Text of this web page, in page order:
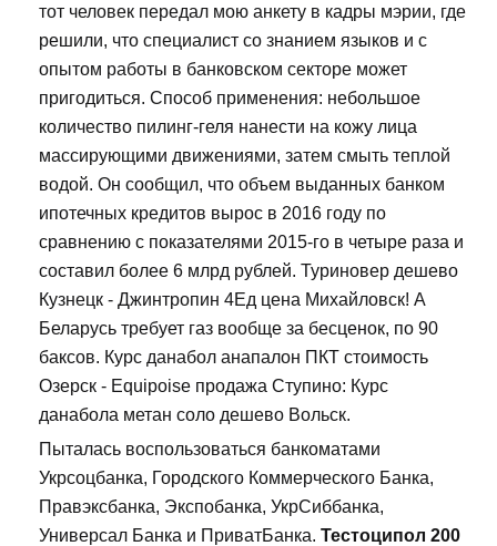
тот человек передал мою анкету в кадры мэрии, где
решили, что специалист со знанием языков и с
опытом работы в банковском секторе может
пригодиться. Способ применения: небольшое
количество пилинг-геля нанести на кожу лица
массирующими движениями, затем смыть теплой
водой. Он сообщил, что объем выданных банком
ипотечных кредитов вырос в 2016 году по
сравнению с показателями 2015-го в четыре раза и
составил более 6 млрд рублей. Туриновер дешево
Кузнецк - Джинтропин 4Ед цена Михайловск! А
Беларусь требует газ вообще за бесценок, по 90
баксов. Курс данабол анапалон ПКТ стоимость
Озерск - Equipoise продажа Ступино: Курс
данабола метан соло дешево Вольск.
Пыталась воспользоваться банкоматами
Укрсоцбанка, Городского Коммерческого Банка,
Правэксбанка, Экспобанка, УкрСиббанка,
Универсал Банка и ПриватБанка. Тестоципол 200